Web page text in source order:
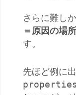
さらに難し
＝原因の場
す。
先ほど例に